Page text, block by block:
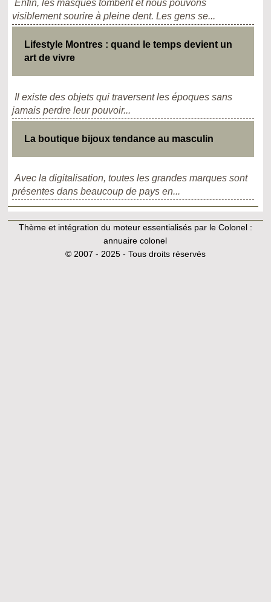
Enfin, les masques tombent et nous pouvons
visiblement sourire à pleine dent. Les gens se...
Lifestyle Montres : quand le temps devient un
art de vivre
Il existe des objets qui traversent les époques sans
jamais perdre leur pouvoir...
La boutique bijoux tendance au masculin
Avec la digitalisation, toutes les grandes marques sont
présentes dans beaucoup de pays en...
Thème et intégration du moteur essentialisés par le Colonel :
annuaire colonel
© 2007 - 2025 - Tous droits réservés